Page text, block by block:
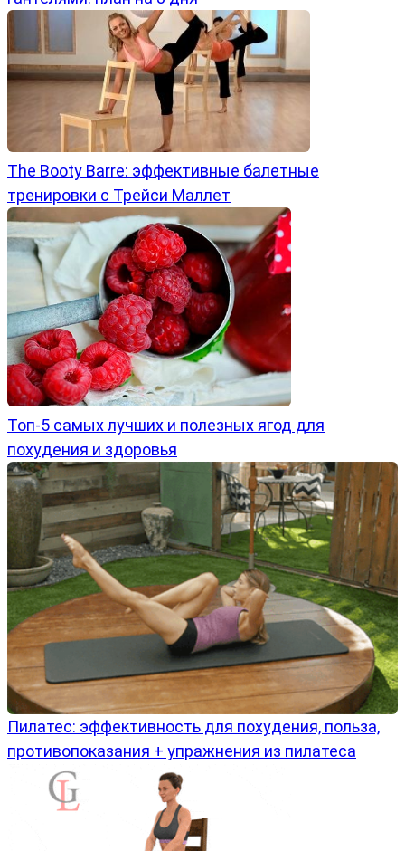
The Booty Barre: эффективные балетные
тренировки с Трейси Маллет
Топ-5 самых лучших и полезных ягод для
похудения и здоровья
Пилатес: эффективность для похудения, польза,
противопоказания + упражнения из пилатеса